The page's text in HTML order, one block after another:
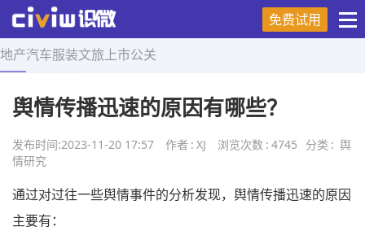
免费试用
地产汽车服装文旅 上市公关
首页 > 舆情研究 > 正文
舆情传播迅速的原因有哪些？
发布时间:2023-11-20 17:57 作者 : XJ 浏览次数 : 4745 分类 : 舆
情研究
通过对过往一些舆情事件的分析发现，舆情传播迅速的原因
主要有：